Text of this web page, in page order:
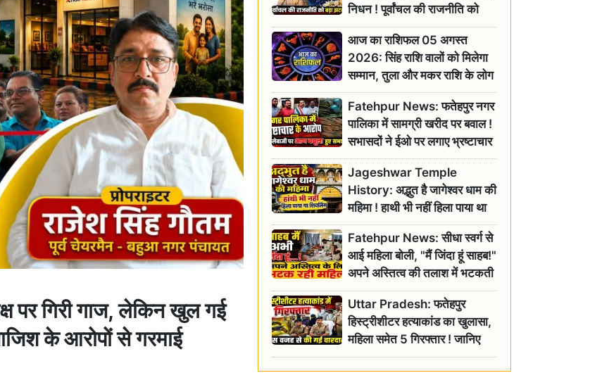
पर गिरी गाज, लेकिन खुल गई
के आरोपों से गरमाई
निधन ! पूर्वांचल की राजनीति को
बड़ा झटका, योगी ने जताया दुःख
आज का राशिफल 05 अगस्त
2026: सिंह राशि वालों को मिलेगा
सम्मान, तुला और मकर राशि के लोग
रहें सतर्क
Fatehpur News: फतेहपुर नगर
पालिका में सामग्री खरीद पर बवाल !
सभासदों ने ईओ पर लगाए भ्रष्टाचार
के गंभीर आरोप
Jageshwar Temple
History: अद्भुत है जागेश्वर धाम की
महिमा ! हाथी भी नहीं हिला पाया था
शिवलिंग, जानिए क्या है इसका
इतिहास
Fatehpur News: सीधा स्वर्ग से
आई महिला बोली, "मैं जिंदा हूं साहब!"
अपने अस्तित्व की तलाश में भटकती
रही बुजुर्ग, एसडीएम ने दिए जांच के
आदेश
Uttar Pradesh: फतेहपुर
हिस्ट्रीशीटर हत्याकांड का खुलासा,
महिला समेत 5 गिरफ्तार ! जानिए
क्या था कनेक्शन?